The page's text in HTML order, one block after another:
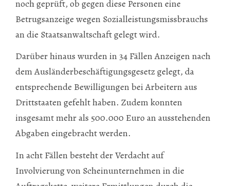
noch geprüft, ob gegen diese Personen eine
Betrugsanzeige wegen Sozialleistungsmissbrauchs
an die Staatsanwaltschaft gelegt wird.
Darüber hinaus wurden in 34 Fällen Anzeigen nach
dem Ausländerbeschäftigungsgesetz gelegt, da
entsprechende Bewilligungen bei Arbeitern aus
Drittstaaten gefehlt haben. Zudem konnten
insgesamt mehr als 500.000 Euro an ausstehenden
Abgaben eingebracht werden.
In acht Fällen besteht der Verdacht auf
Involvierung von Scheinunternehmen in die